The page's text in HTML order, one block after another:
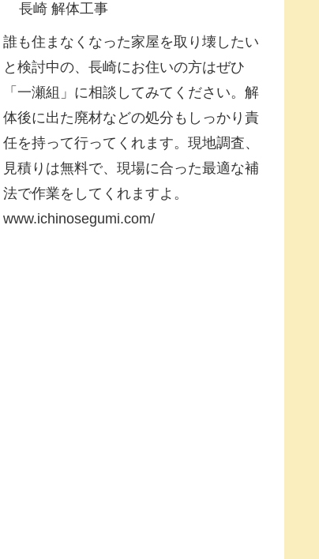
長崎 解体工事
誰も住まなくなった家屋を取り壊したい
と検討中の、長崎にお住いの方はぜひ
「一瀬組」に相談してみてください。解
体後に出た廃材などの処分もしっかり責
任を持って行ってくれます。現地調査、
見積りは無料で、現場に合った最適な補
法で作業をしてくれますよ。
www.ichinosegumi.com/